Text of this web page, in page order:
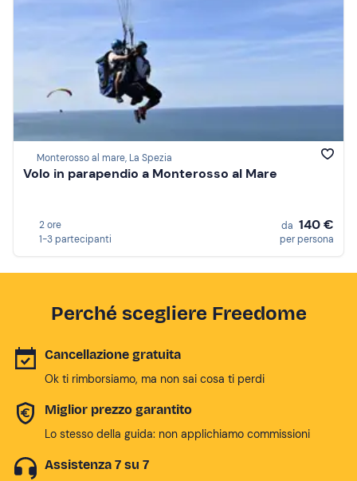
Monterosso al mare, La Spezia
Volo in parapendio a Monterosso al Mare
2 ore
1-3 partecipanti
da 140 €
per persona
Perché scegliere Freedome
Cancellazione gratuita
Ok ti rimborsiamo, ma non sai cosa ti perdi
Miglior prezzo garantito
Lo stesso della guida: non applichiamo commissioni
Assistenza 7 su 7